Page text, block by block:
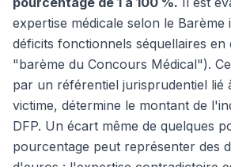
expertise médicale selon le Barème
déficits fonctionnels séquellaires
"barème du Concours Médical").
par un référentiel jurisprudentiel lié
victime, détermine le montant de
DFP. Un écart même de quelques
pourcentage peut représenter des